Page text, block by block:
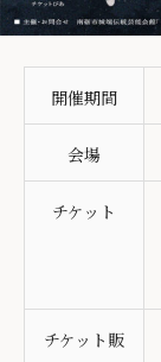
開催期間
会場
チケット
チケット販